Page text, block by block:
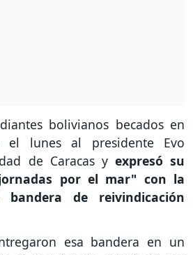
bolivianos becados en
el lunes al presidente Evo
de Caracas y expresó su
por el mar" con la
de reivindicación
esa bandera en un